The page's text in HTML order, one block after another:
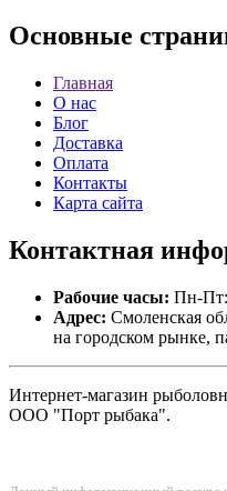
Основные
Главная
О нас
Блог
Доставка
Оплата
Контакты
Карта сайта
Контактная
Рабочие часы: Пн-Пт:
Адрес: Смоленская
на городском рынке,
Интернет-магазин
ООО "Порт рыбака".